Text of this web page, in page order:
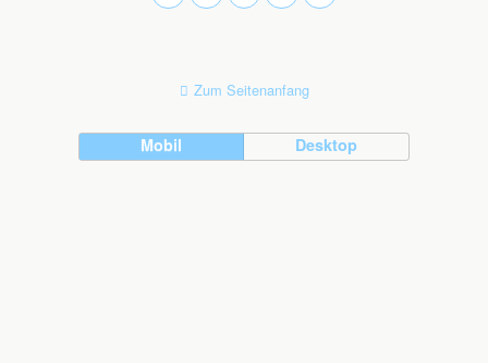
Zum Seitenanfang
Mobil Desktop